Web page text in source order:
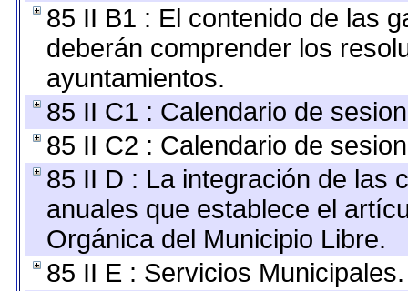
85 II B1 : El contenido de las
deberán comprender los
ayuntamientos.
85 II C1 : Calendario de
85 II C2 : Calendario de
85 II D : La integración de las
anuales que establece el
Orgánica del Municipio Libre.
85 II E : Servicios Municipales.